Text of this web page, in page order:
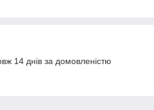
14 днів за домовленістю